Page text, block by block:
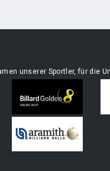
unserer Sportler, für die